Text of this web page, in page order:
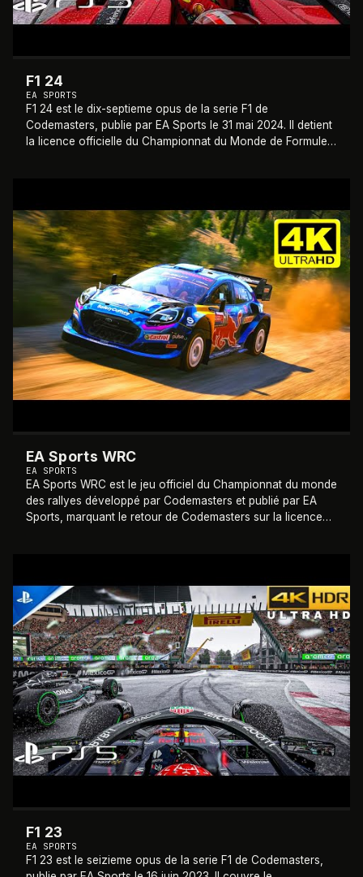
F1 24
EA SPORTS
F1 24 est le dix-septieme opus de la serie F1 de
Codemasters, publie par EA Sports le 31 mai 2024. Il detient
la licence officielle du Championnat du Monde de Formule 1
EA Sports WRC
EA SPORTS
EA Sports WRC est le jeu officiel du Championnat du monde
des rallyes développé par Codemasters et publié par EA
Sports, marquant le retour de Codemasters sur la licence
F1 23
EA SPORTS
F1 23 est le seizieme opus de la serie F1 de Codemasters,